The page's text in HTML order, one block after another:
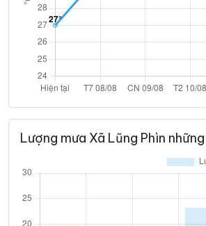
Lượng mưa Xã Lũng Phìn